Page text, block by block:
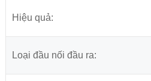
Hiệu quả:
Loại đầu nối đầu ra: